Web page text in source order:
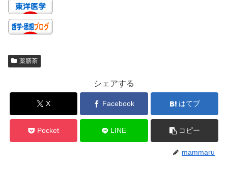
薬膳茶
シェアする
X Facebook はてブ
Pocket LINE コピー
mammaru